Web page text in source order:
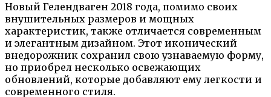
Новый Гелендваген 2018 года, помимо своих
внушительных размеров и мощных
характеристик, также отличается современным
и элегантным дизайном. Этот иконический
внедорожник сохранил свою узнаваемую форму,
но приобрел несколько освежающих
обновлений, которые добавляют ему легкости и
современного стиля.